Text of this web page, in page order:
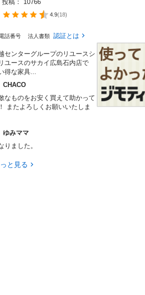
投稿： 10766
4.9(18)
電話番号 法人書類 認証とは
センターグループのリユースシ
ユースのサカイ広島石内店で
得な家具...
CHACO
なものをお安く買えて助かって
またよろしくお願いいたしま
ゆみママ
りました。
と見る